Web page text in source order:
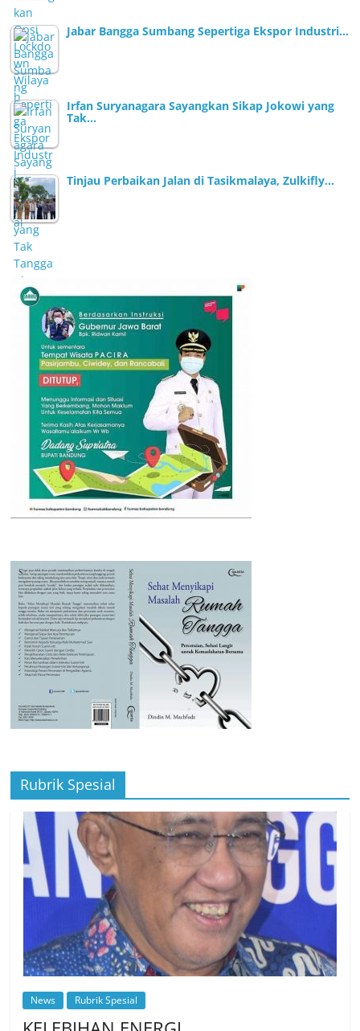
Jabar Bangga Sumbang Sepertiga Ekspor Industri…
Irfan Suryanagara Sayangkan Sikap Jokowi yang
Tak…
Tinjau Perbaikan Jalan di Tasikmalaya, Zulkifly…
Rubrik Spesial
News Rubrik Spesial